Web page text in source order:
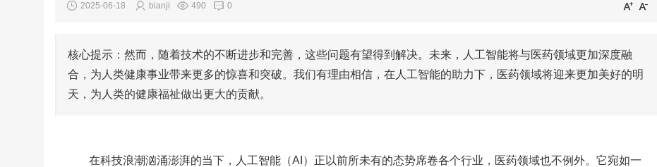
2025-06-18 bianji 490 0
核心提示：然而，随着技术的不断进步和完善，这些问题有望得到解决。未来，人工智能将与医药领域更加深度融
合，为人类健康事业带来更多的惊喜和突破。我们有理由相信，在人工智能的助力下，医药领域将迎来更加美好的明
天，为人类的健康福祉做出更大的贡献。
在科技浪潮汹涌澎湃的当下，人工智能（AI）正以前所未有的态势席卷各个行业，医药领域也不例外。它宛如一